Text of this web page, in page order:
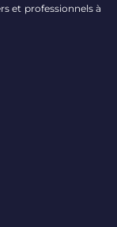
et professionnels à